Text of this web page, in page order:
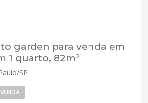
garden para venda em
1 quarto, 82m²
SP
VENDA